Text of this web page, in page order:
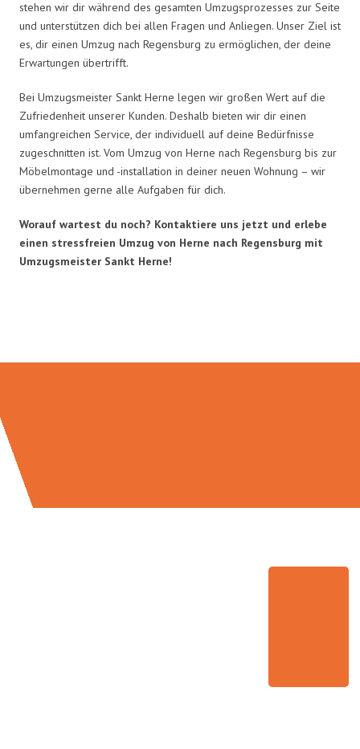
stehen wir dir während des gesamten Umzugsprozesses zur Seite
und unterstützen dich bei allen Fragen und Anliegen. Unser Ziel ist
es, dir einen Umzug nach Regensburg zu ermöglichen, der deine
Erwartungen übertrifft.
Bei Umzugsmeister Sankt Herne legen wir großen Wert auf die
Zufriedenheit unserer Kunden. Deshalb bieten wir dir einen
umfangreichen Service, der individuell auf deine Bedürfnisse
zugeschnitten ist. Vom Umzug von Herne nach Regensburg bis zur
Möbelmontage und -installation in deiner neuen Wohnung – wir
übernehmen gerne alle Aufgaben für dich.
Worauf wartest du noch? Kontaktiere uns jetzt und erlebe
einen stressfreien Umzug von Herne nach Regensburg mit
Umzugsmeister Sankt Herne!